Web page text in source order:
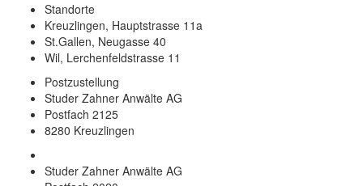
Standorte
Kreuzlingen, Hauptstrasse 11a
St.Gallen, Neugasse 40
Wil, Lerchenfeldstrasse 11
Postzustellung
Studer Zahner Anwälte AG
Postfach 2125
8280 Kreuzlingen
Studer Zahner Anwälte AG